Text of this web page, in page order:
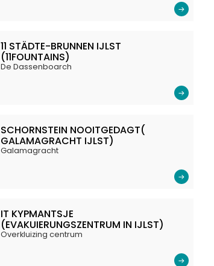
11 STÄDTE-BRUNNEN IJLST
(11FOUNTAINS)
De Dassenboarch
SCHORNSTEIN NOOITGEDAGT(
GALAMAGRACHT IJLST)
Galamagracht
IT KYPMANTSJE
(EVAKUIERUNGSZENTRUM IN IJLST)
Overkluizing centrum